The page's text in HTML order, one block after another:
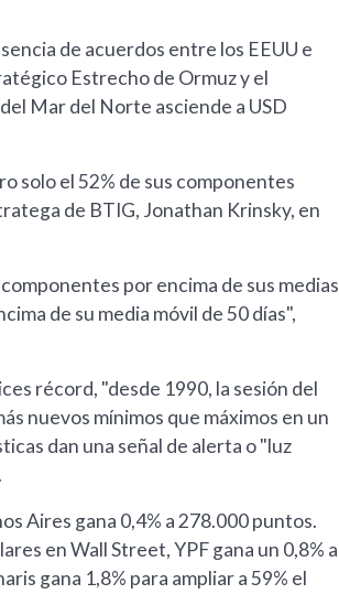
de acuerdos entre los EEUU e
Estrecho de Ormuz y el
Mar del Norte asciende a USD
solo el 52% de sus componentes
de BTIG, Jonathan Krinsky, en
por encima de sus medias
de su media móvil de 50 días",
récord, "desde 1990, la sesión del
nuevos mínimos que máximos en un
dan una señal de alerta o "luz
Aires gana 0,4% a 278.000 puntos.
en Wall Street, YPF gana un 0,8% a
gana 1,8% para ampliar a 59% el